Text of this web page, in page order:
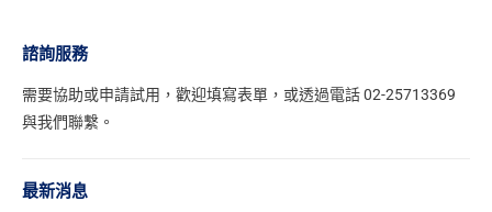
諮詢服務
需要協助或申請試用， 歡迎填寫表單 ，或透過電話 02-25713369
與我們聯繫。
最新消息